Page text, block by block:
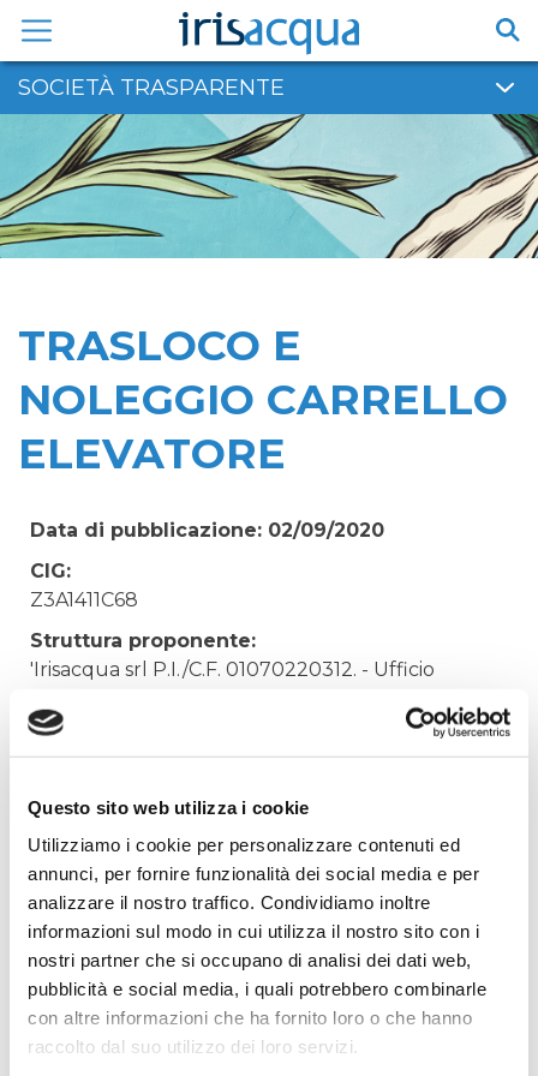
Questo sito web utilizza i cookie
Utilizziamo i cookie per personalizzare contenuti ed
annunci, per fornire funzionalità dei social media e per
analizzare il nostro traffico. Condividiamo inoltre
informazioni sul modo in cui utilizza il nostro sito con i
nostri partner che si occupano di analisi dei dati web,
pubblicità e social media, i quali potrebbero combinarle
con altre informazioni che ha fornito loro o che hanno
raccolto dal suo utilizzo dei loro servizi.
contenuto
SOCIETÀ TRASPARENTE
TRASLOCO E
NOLEGGIO CARRELLO
ELEVATORE
Data di pubblicazione: 02/09/2020
CIG:
Z3A1411C68
Struttura proponente:
'Irisacqua srl P.I./C.F. 01070220312. - Ufficio
Oggetto:
Elenco operatori invitati:
Codice Fiscale:
Procedura di scelta:
Affidamento ai sensi del Regolamento Generale
Aziendale per Lavori Servizi e Forniture (art.238,
comma 7 d.lgs. 163/2006)
Aggiudicatario Nome:
SACER ULIANA LUCIANO S.R.L. - cod. fisc.